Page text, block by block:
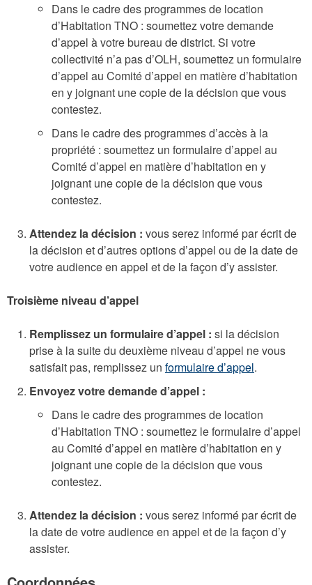
Dans le cadre des programmes de location
d’Habitation TNO : soumettez votre demande
d’appel à votre bureau de district. Si votre
collectivité n’a pas d’OLH, soumettez un formulaire
d’appel au Comité d’appel en matière d’habitation
en y joignant une copie de la décision que vous
contestez.
Dans le cadre des programmes d’accès à la
propriété : soumettez un formulaire d’appel au
Comité d’appel en matière d’habitation en y
joignant une copie de la décision que vous
contestez.
Attendez la décision : vous serez informé par écrit de
la décision et d’autres options d’appel ou de la date de
votre audience en appel et de la façon d’y assister.
Troisième niveau d’appel
Remplissez un formulaire d’appel : si la décision
prise à la suite du deuxième niveau d’appel ne vous
satisfait pas, remplissez un formulaire d’appel.
Envoyez votre demande d’appel :
Dans le cadre des programmes de location
d’Habitation TNO : soumettez le formulaire d’appel
au Comité d’appel en matière d’habitation en y
joignant une copie de la décision que vous
contestez.
Attendez la décision : vous serez informé par écrit de
la date de votre audience en appel et de la façon d’y
assister.